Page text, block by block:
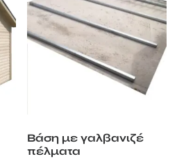
Βάση με γαλβανιζέ
πέλματα